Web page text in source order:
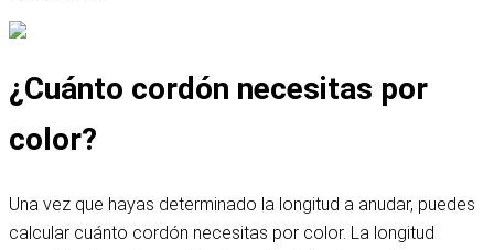
¿Cuánto cordón necesitas por
color?
Una vez que hayas determinado la longitud a anudar, puedes
calcular cuánto cordón necesitas por color. La longitud